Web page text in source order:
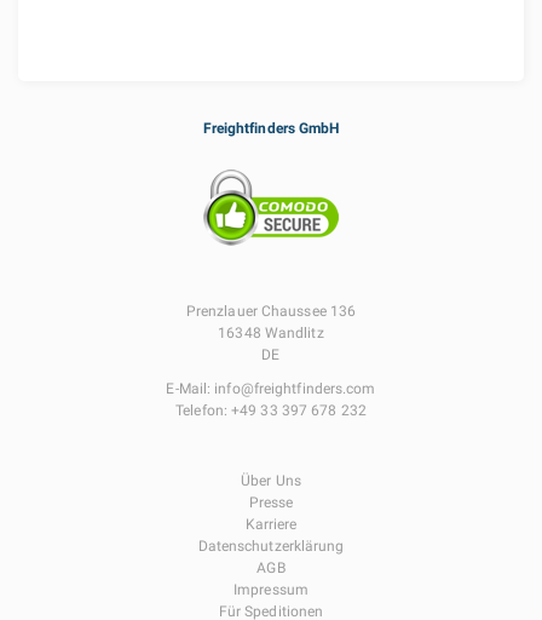
Freightfinders GmbH
Prenzlauer Chaussee 136
16348 Wandlitz
DE
E-Mail: info@freightfinders.com
Telefon:+49 33 397 678 232
Über Uns
Presse
Karriere
Datenschutzerklärung
AGB
Impressum
Für Speditionen